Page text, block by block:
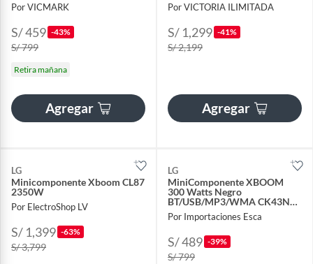
Por VICMARK
S/ 459 -43%
S/ 799
Retira mañana
Agregar
Por VICTORIA ILIMITADA
S/ 1,299 -41%
S/ 2,199
Agregar
LG
Minicomponente Xboom CL87
2350W
Por ElectroShop LV
S/ 1,399 -63%
S/ 3,799
LG
MiniComponente XBOOM
300 Watts Negro
BT/USB/MP3/WMA CK43N
(Nuevo Modelo)
Por Importaciones Esca
S/ 489 -39%
S/ 799